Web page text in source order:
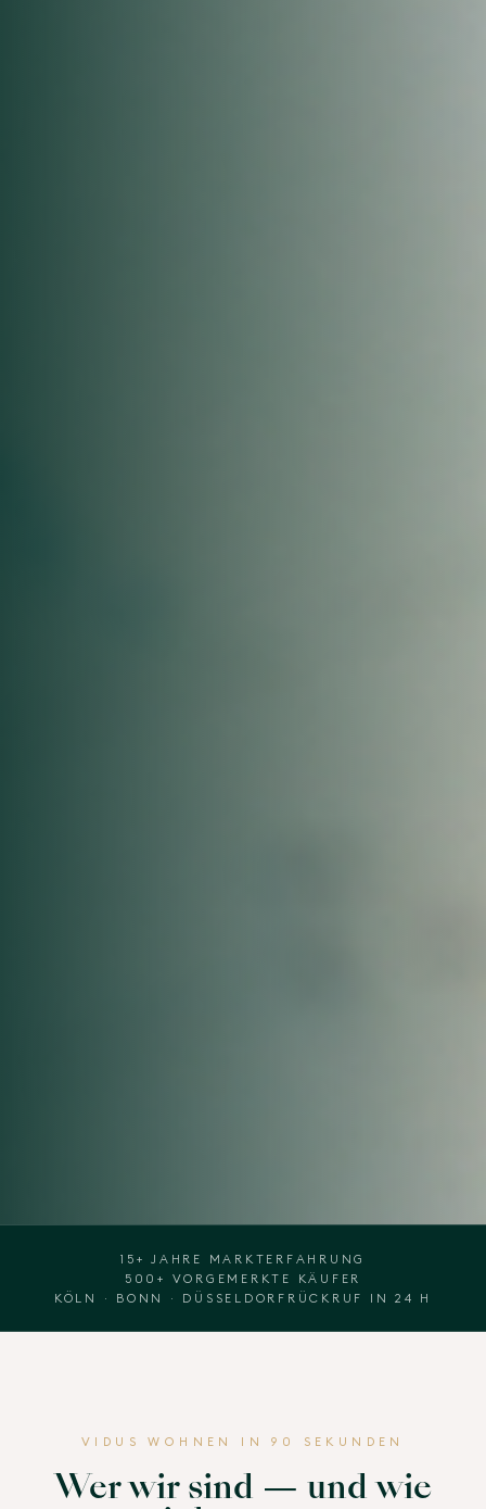
15+ JAHRE MARKTERFAHRUNG
500+ VORGEMERKTE KÄUFER
KÖLN · BONN · DÜSSELDORF RÜCKRUF IN 24 H
VIDUS WOHNEN IN 90 SEKUNDEN
Wer wir sind — und wie